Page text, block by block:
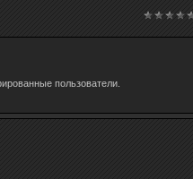
пользователи.